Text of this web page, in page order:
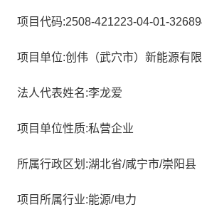
项目代码:2508-421223-04-01-
项目单位:创伟（武穴市）新能源有
法人代表姓名:李龙爱
项目单位性质:私营企业
所属行政区划:湖北省/咸宁市/崇阳县
项目所属行业:能源/电力